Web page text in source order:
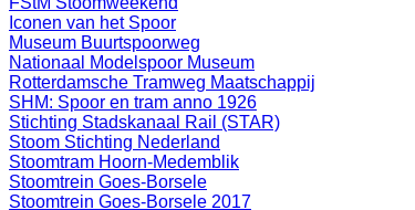
Iconen van het Spoor
Museum Buurtspoorweg
Nationaal Modelspoor Museum
Rotterdamsche Tramweg Maatschappij
SHM: Spoor en tram anno 1926
Stichting Stadskanaal Rail (STAR)
Stoom Stichting Nederland
Stoomtram Hoorn-Medemblik
Stoomtrein Goes-Borsele
Stoomtrein Goes-Borsele 2017